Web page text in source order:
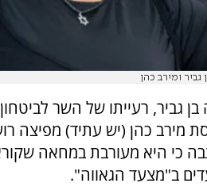
גביר ומירב כהן
בן גביר, רעייתו של השר
מירב כהן (יש עתיד) מפיצה
כי היא מעורבת במחאה
ב"מצעד הגאווה".